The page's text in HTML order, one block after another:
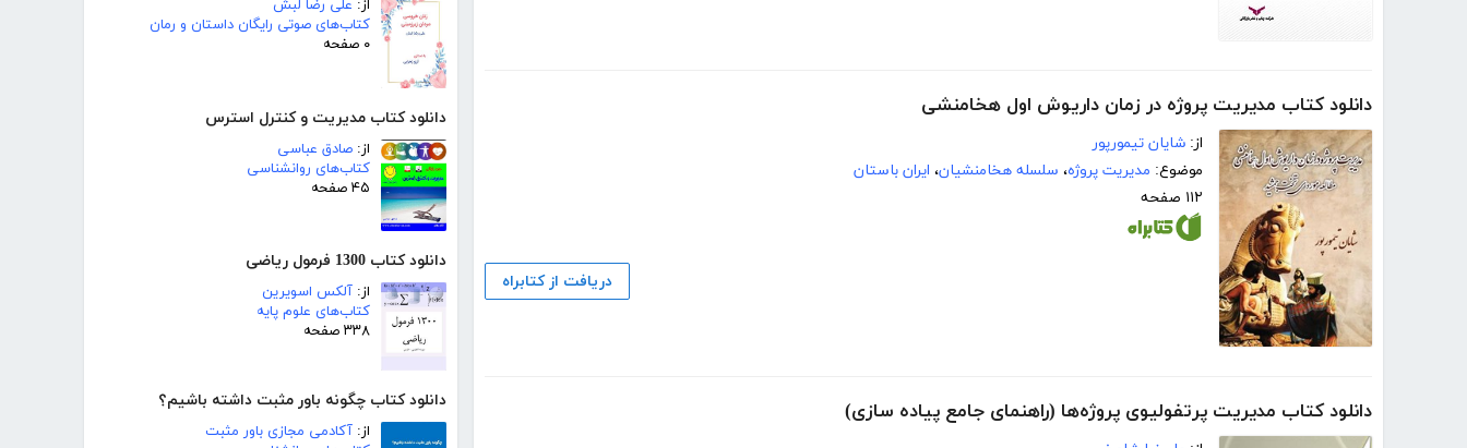
از: علی رضا لبش
کتاب‌های صوتی رایگان داستان و رمان
۰ صفحه
دانلود کتاب مدیریت و کنترل استرس
از: صادق عباسی
کتاب‌های روانشناسی
۴۵ صفحه
دانلود کتاب 1300 فرمول ریاضی
از: آلکس اسویرین
کتاب‌های علوم پایه
۳۳۸ صفحه
دانلود کتاب چگونه باور مثبت داشته باشیم؟
از: آکادمی مجازی باور مثبت
دانلود کتاب مدیریت پروژه در زمان داریوش اول هخامنشی
از: شایان تیمورپور
موضوع: مدیریت پروژه، سلسله هخامنشیان، ایران باستان
۱۱۲ صفحه
دریافت از کتابراه
دانلود کتاب مدیریت پرتفولیوی پروژه‌ها (راهنمای جامع پیاده سازی)